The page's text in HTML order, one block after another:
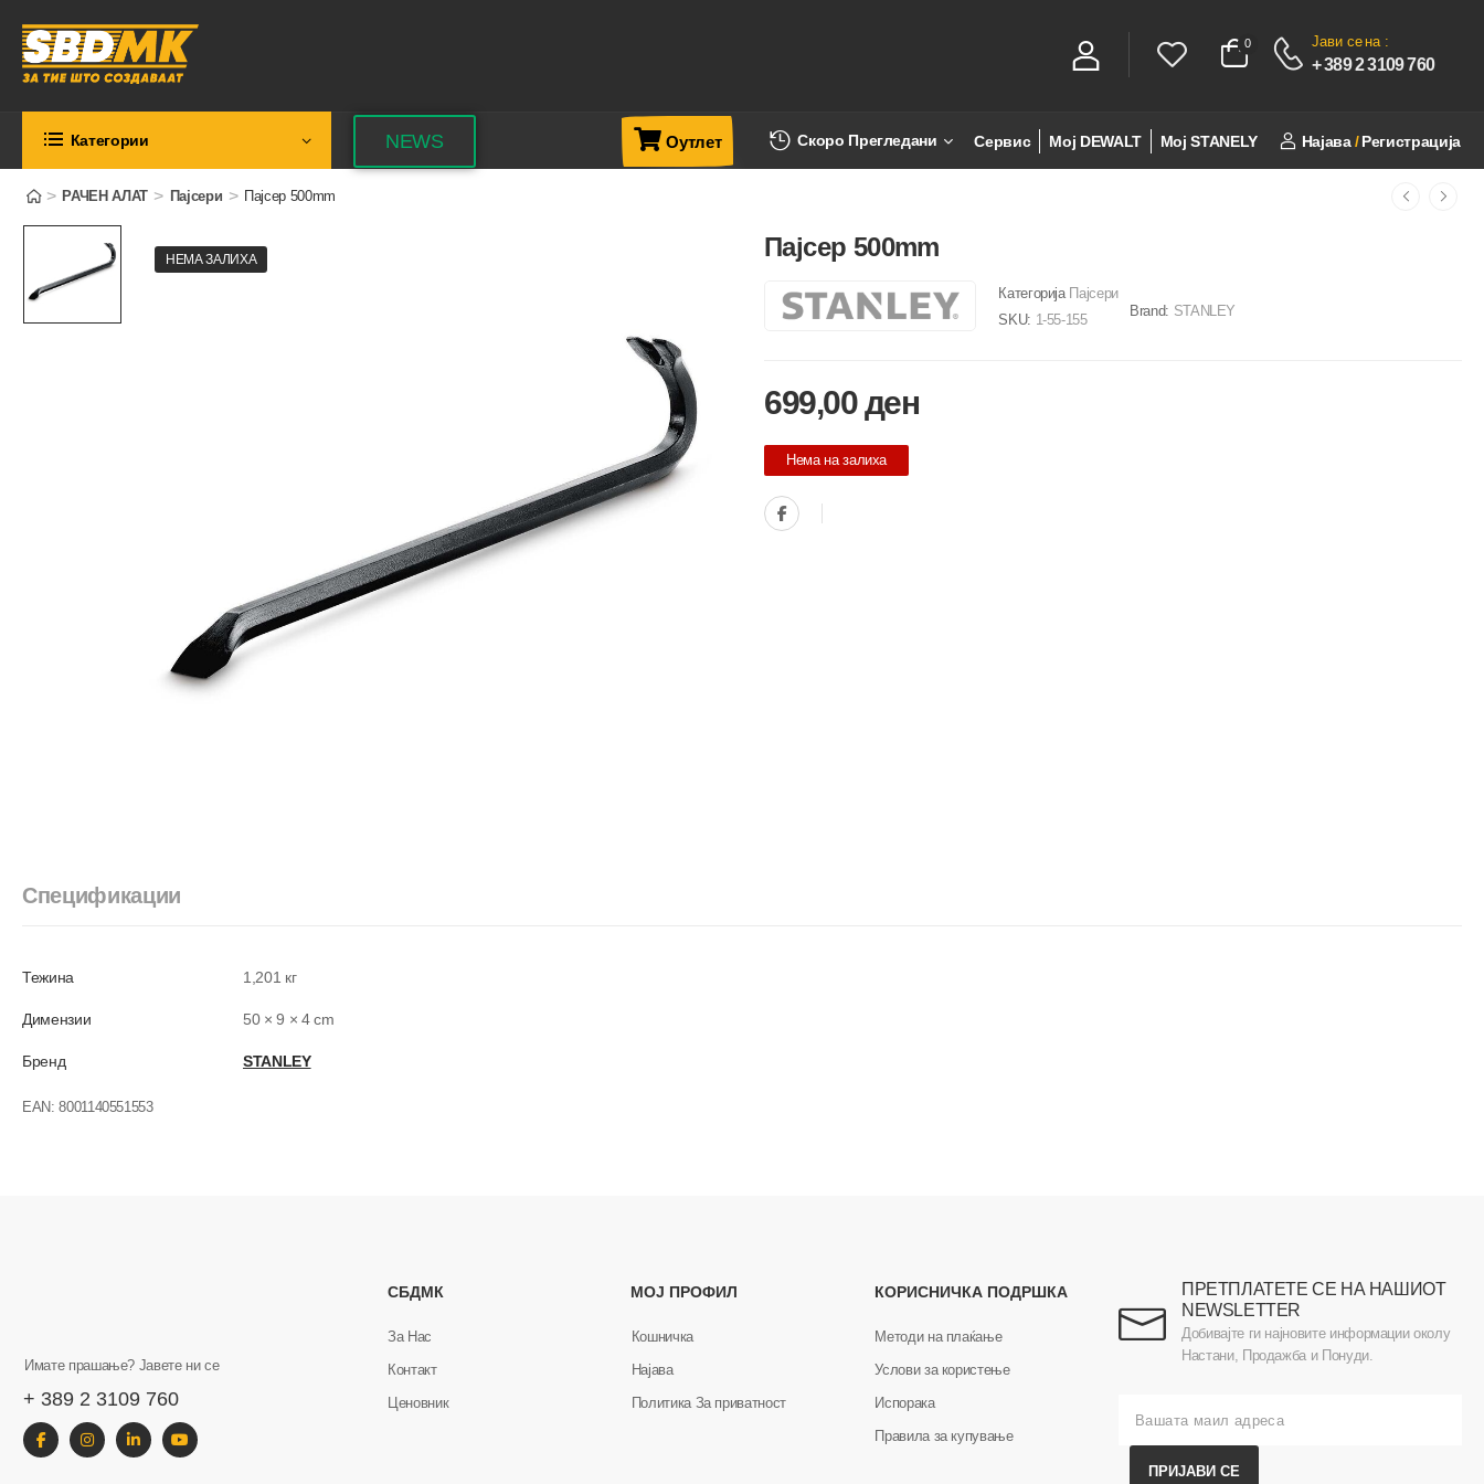
0 0 Јави се на :
+ 389 2 3109 760
Категории NEWS Оутлет Скоро Прегледани Сервис Мој DEWALT Мој STANELY Најава / Регистрација
> РАЧЕН АЛАТ > Пајсери > Пајсер 500mm
НЕМА ЗАЛИХА Пајсер 500mm
Категорија Пајсери
SKU: 1-55-155
Brand: STANLEY
699,00ден
Нема на залиха
Спецификации
Тежина 1,201 кг
Димензии 50 × 9 × 4 cm
Бренд STANLEY
EAN:8001140551553
ПРЕТПЛАТЕТЕ СЕ НА НАШИОТ
NEWSLETTER
Добивајте ги најновите информации околу
Настани, Продажба и Понуди.
ПРИЈАВИ СЕ
Имате прашање? Јавете ни се
+ 389 2 3109 760
СБДМК
За Нас
Контакт
Ценовник
МОЈ ПРОФИЛ
Кошничка
Најава
Политика За приватност
КОРИСНИЧКА ПОДРШКА
Методи на плаќање
Услови за користење
Испорака
Правила за купување